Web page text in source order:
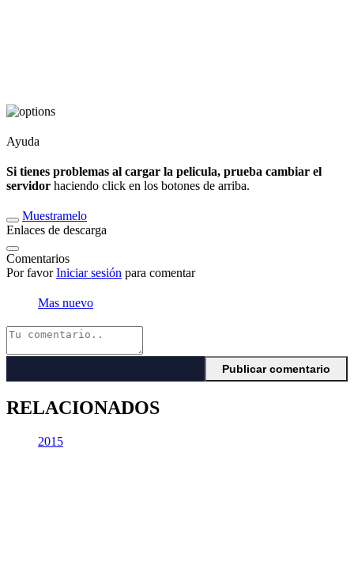
Ayuda
Si tienes problemas al cargar la pelicula, prueba cambiar el
servidor haciendo click en los botones de arriba.
Muestramelo
Enlaces de descarga
Comentarios
Por favorIniciar sesión para comentar
Mas nuevo
RELACIONADOS
2015